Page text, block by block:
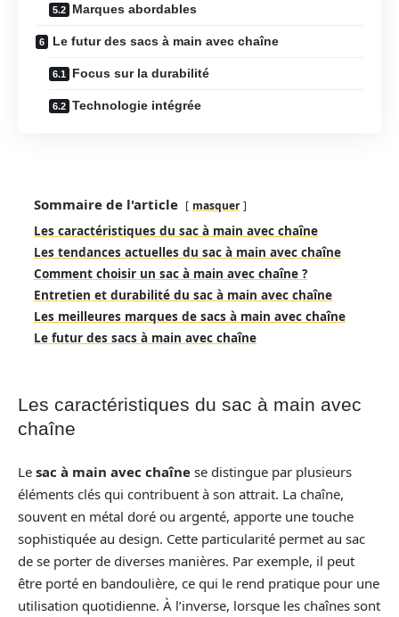
Marques abordables
Le futur des sacs à main avec chaîne
Focus sur la durabilité
Technologie intégrée
Sommaire de l'article masquer
Les caractéristiques du sac à main avec chaîne
Les tendances actuelles du sac à main avec chaîne
Comment choisir un sac à main avec chaîne ?
Entretien et durabilité du sac à main avec chaîne
Les meilleures marques de sacs à main avec chaîne
Le futur des sacs à main avec chaîne
Les caractéristiques du sac à main avec
chaîne
Le sac à main avec chaîne se distingue par plusieurs
éléments clés qui contribuent à son attrait. La chaîne,
souvent en métal doré ou argenté, apporte une touche
sophistiquée au design. Cette particularité permet au sac
de se porter de diverses manières. Par exemple, il peut
être porté en bandoulière, ce qui le rend pratique pour une
utilisation quotidienne. À l’inverse, lorsque les chaînes sont